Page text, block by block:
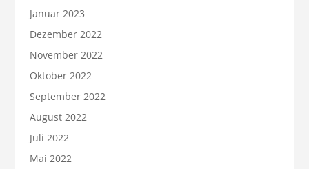
Januar 2023
Dezember 2022
November 2022
Oktober 2022
September 2022
August 2022
Juli 2022
Mai 2022